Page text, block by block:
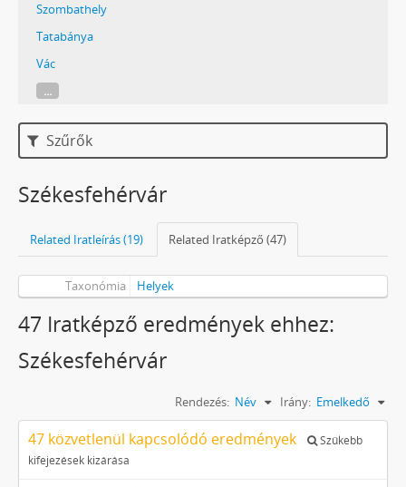
Szombathely
Tatabánya
Vác
...
Szűrők
Székesfehérvár
Related Iratleírás (19) Related Iratképző (47)
Taxonómia Helyek
47 Iratképző eredmények ehhez:
Székesfehérvár
Rendezés: Név Irány: Emelkedő
47 közvetlenül kapcsolódó eredmények
Szűkebb
kifejezések kizárása